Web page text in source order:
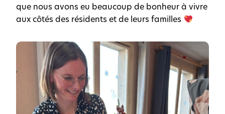
que nous avons eu beaucoup de bonheur à vivre
aux côtés des résidents et de leurs familles